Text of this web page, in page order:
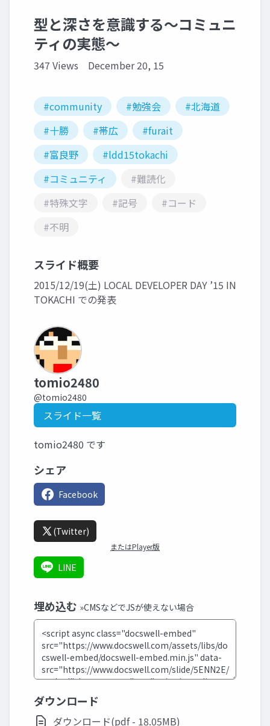
型と深さを意識する〜コミュニ
ティの実態〜
347 Views December 20, 15
#community #勉強会
#北海道
#十勝
#帯広
#furait
#富良野
#ldd15tokachi
#コミュニティ
#難読化
#特殊文字
#記号
#コード
#不明
スライド概要
2015/12/19(土) LOCAL DEVELOPER DAY ’15 IN
TOKACHI での発表
tomio2480
@tomio2480
スライド一覧
tomio2480 です
シェア
Facebook
(Twitter)
またはPlayer版
LINE
埋め込む »CMSなどでJSが使えない場合
ダウンロード
ダウンロード(pdf - 18.05MB)